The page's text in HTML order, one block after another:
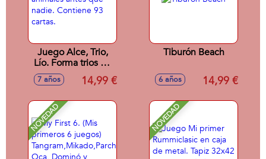
Juego Alce, Trio,
Lío. Forma trios de
animales antes que
nadie. Contiene 93
7 años 14,99 €
Tiburón Beach
6 años 14,99 €
NOVEDAD NOVEDAD